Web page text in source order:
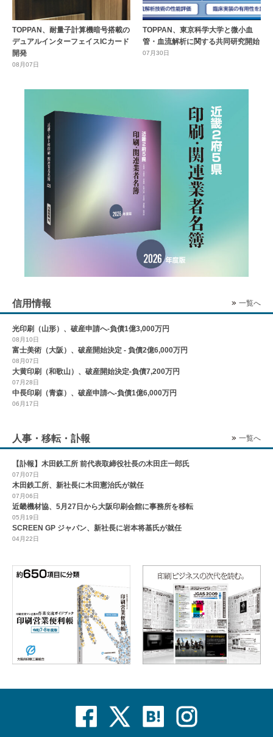
TOPPAN、耐量子計算機暗号搭載の
デュアルインターフェイスICカード
開発
08月07日
TOPPAN、東京科学大学と微小血
管・血流解析に関する共同研究開始
07月30日
信用情報 一覧へ
光印刷（山形）、破産申請へ-負債1億3,000万円
08月10日
富士美術（大阪）、破産開始決定 - 負債2億6,000万円
08月07日
大黄印刷（和歌山）、破産開始決定-負債7,200万円
07月28日
中長印刷（青森）、破産申請へ-負債1億6,000万円
06月17日
人事・移転・訃報 一覧へ
【訃報】木田鉄工所 前代表取締役社長の木田庄一郎氏
07月07日
木田鉄工所、新社長に木田憲治氏が就任
07月06日
近畿機材協、5月27日から大阪印刷会館に事務所を移転
05月19日
SCREEN GP ジャパン、新社長に岩本将基氏が就任
04月22日